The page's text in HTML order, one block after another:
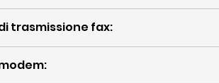
trasmissione fax:
: